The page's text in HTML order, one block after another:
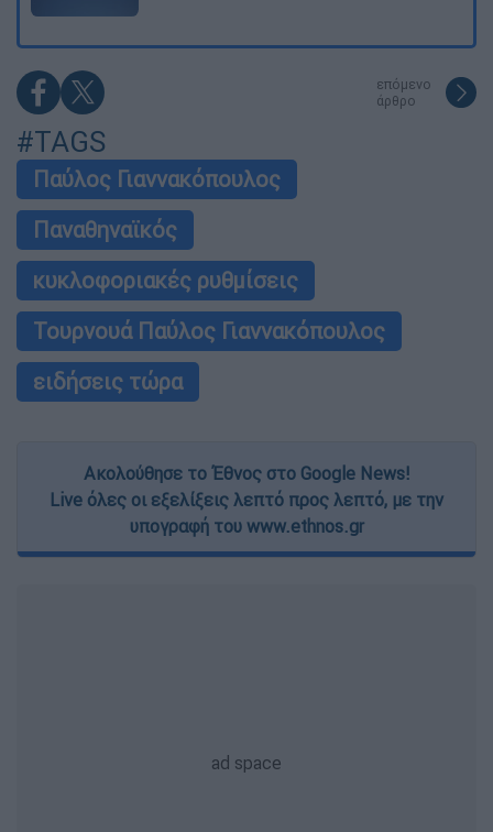
επόμενο
άρθρο
#TAGS
Παύλος Γιαννακόπουλος
Παναθηναϊκός
κυκλοφοριακές ρυθμίσεις
Τουρνουά Παύλος Γιαννακόπουλος
ειδήσεις τώρα
Ακολούθησε το Έθνος στο Google News!
Live όλες οι εξελίξεις λεπτό προς λεπτό, με την
υπογραφή του www.ethnos.gr